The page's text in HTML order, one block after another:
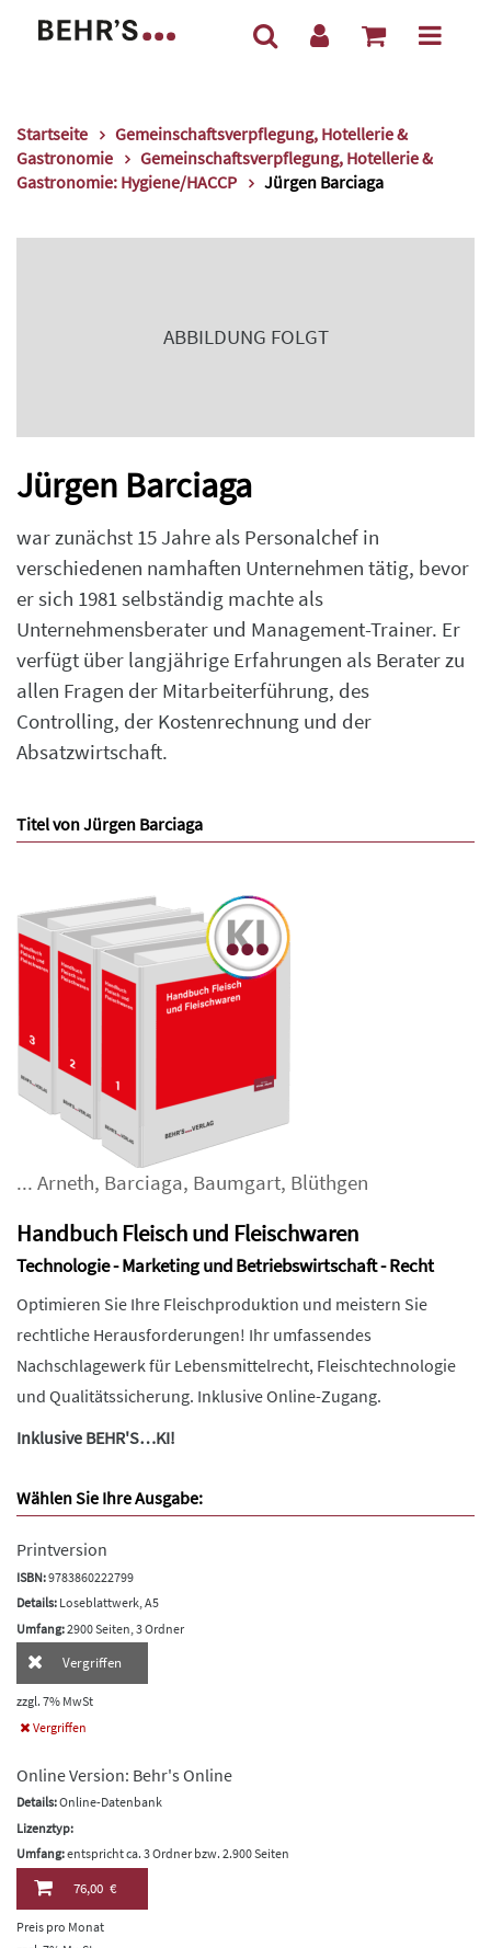
Startseite
Gemeinschaftsverpflegung, Hotellerie &
Gastronomie
Gemeinschaftsverpflegung, Hotellerie &
Gastronomie: Hygiene/HACCP
Jürgen Barciaga
ABBILDUNG FOLGT
Jürgen Barciaga
war zunächst 15 Jahre als Personalchef in
verschiedenen namhaften Unternehmen tätig, bevor
er sich 1981 selbständig machte als
Unternehmensberater und Management-Trainer. Er
verfügt über langjährige Erfahrungen als Berater zu
allen Fragen der Mitarbeiterführung, des
Controlling, der Kostenrechnung und der
Absatzwirtschaft.
Titel von Jürgen Barciaga
... Arneth, Barciaga, Baumgart, Blüthgen
Handbuch Fleisch und Fleischwaren
Technologie - Marketing und Betriebswirtschaft - Recht
Optimieren Sie Ihre Fleischproduktion und meistern Sie
rechtliche Herausforderungen! Ihr umfassendes
Nachschlagewerk für Lebensmittelrecht, Fleischtechnologie
und Qualitätssicherung. Inklusive Online-Zugang.
Inklusive BEHR'S…KI!
Wählen Sie Ihre Ausgabe:
Printversion
ISBN:9783860222799
Details: Loseblattwerk, A5
Umfang:2900 Seiten, 3 Ordner
Vergriffen
zzgl. 7% MwSt
Vergriffen
Online Version: Behr's Online
Details:Online-Datenbank
Lizenztyp:
Umfang:entspricht ca. 3 Ordner bzw. 2.900 Seiten
76,00 €
Preis pro Monat